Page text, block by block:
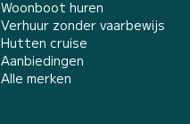
Woonboot huren
Verhuur zonder vaarbewijs
Hutten cruise
Aanbiedingen
Alle merken